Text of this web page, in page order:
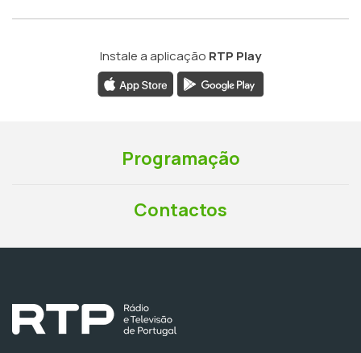
Instale a aplicação RTP Play
Programação
Contactos